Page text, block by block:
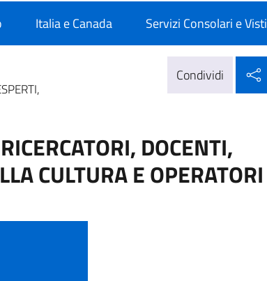
Italia e Canada Servizi Consolari e Visti
Condividi
DOCENTI,
CULTURA E OPERATORI